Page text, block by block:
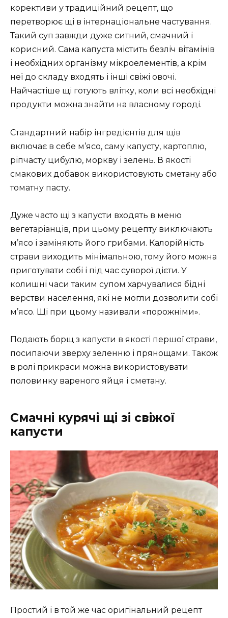
корективи у традиційний рецепт, що
перетворює щі в інтернаціональне частування.
Такий суп завжди дуже ситний, смачний і
корисний. Сама капуста містить безліч вітамінів
і необхідних організму мікроелементів, а крім
неї до складу входять і інші свіжі овочі.
Найчастіше щі готують влітку, коли всі необхідні
продукти можна знайти на власному городі.
Стандартний набір інгредієнтів для щів
включає в себе м’ясо, саму капусту, картоплю,
ріпчасту цибулю, моркву і зелень. В якості
смакових добавок використовують сметану або
томатну пасту.
Дуже часто щі з капусти входять в меню
вегетаріанців, при цьому рецепту виключають
м’ясо і заміняють його грибами. Калорійність
страви виходить мінімальною, тому його можна
приготувати собі і під час суворої дієти. У
колишні часи таким супом харчувалися бідні
верстви населення, які не могли дозволити собі
м’ясо. Щі при цьому називали «порожніми».
Подають борщ з капусти в якості першої страви,
посипаючи зверху зеленню і прянощами. Також
в ролі прикраси можна використовувати
половинку вареного яйця і сметану.
Смачні курячі щі зі свіжої
капусти
Простий і в той же час оригінальний рецепт